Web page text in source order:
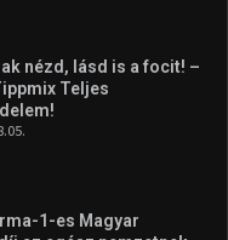
nézd, lásd is a focit! –
Teljes
1-es Magyar